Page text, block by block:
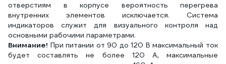
отверстиям в корпусе вероятность перегрева
внутренних элементов исключается. Система
индикаторов служит для визуального контроля над
основными рабочими параметрами.
Внимание! При питании от 90 до 120 В максимальный ток
будет составлять не более 120 А, максимальные